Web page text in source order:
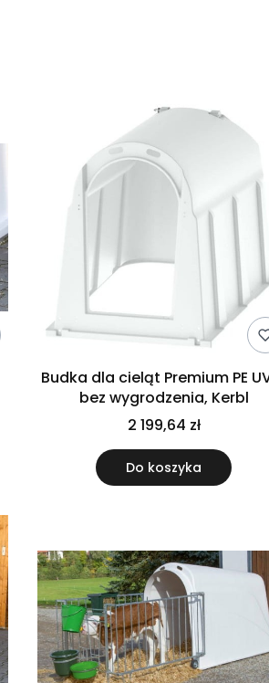
Budka dla cieląt Premium PE
bez wygrodzenia, Kerbl
2 199,64 zł
Do koszyka